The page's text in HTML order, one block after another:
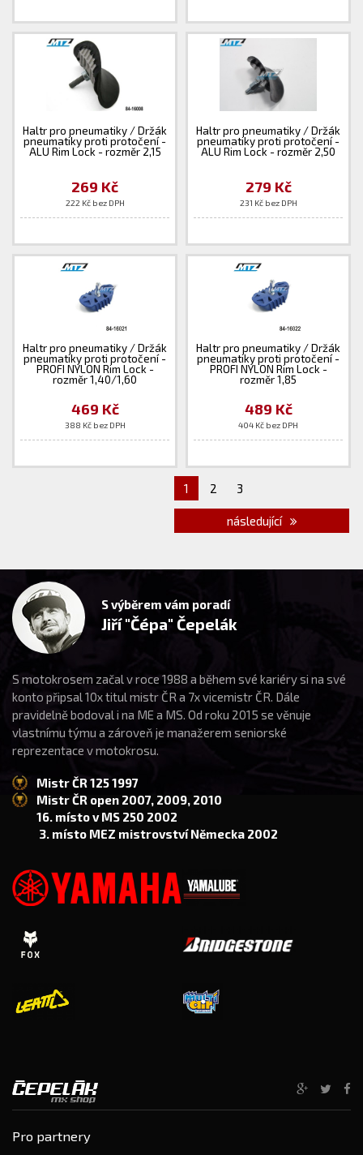
Haltr pro pneumatiky / Držák
pneumatiky proti protočení -
ALU Rim Lock - rozměr 2,15
269 Kč
222 Kč bez DPH
Haltr pro pneumatiky / Držák
pneumatiky proti protočení -
ALU Rim Lock - rozměr 2,50
279 Kč
231 Kč bez DPH
Haltr pro pneumatiky / Držák
pneumatiky proti protočení -
PROFI NYLON Rim Lock -
rozměr 1,40/1,60
469 Kč
388 Kč bez DPH
Haltr pro pneumatiky / Držák
pneumatiky proti protočení -
PROFI NYLON Rim Lock -
rozměr 1,85
489 Kč
404 Kč bez DPH
1 2 3
následující
S výběrem vám poradí
Jiří "Čépa" Čepelák
S motokrosem začal v roce 1988 a během své kariéry si na své
konto připsal 10x titul mistr ČR a 7x vicemistr ČR. Dále
pravidelně bodoval i na ME a MS. Od roku 2015 se věnuje
vlastnímu týmu a zároveň je manažerem seniorské
reprezentace v motokrosu.
Mistr ČR 125 1997
Mistr ČR open 2007, 2009, 2010
16. místo v MS 250 2002
3. místo MEZ mistrovství Německa 2002
Pro partnery